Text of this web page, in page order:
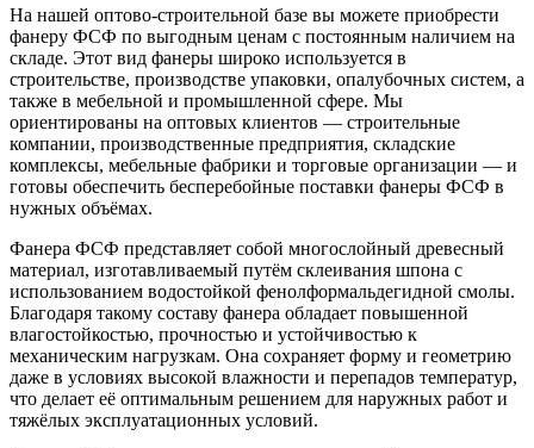
На нашей оптово-строительной базе вы можете приобрести
фанеру ФСФ по выгодным ценам с постоянным наличием на
складе. Этот вид фанеры широко используется в
строительстве, производстве упаковки, опалубочных систем, а
также в мебельной и промышленной сфере. Мы
ориентированы на оптовых клиентов — строительные
компании, производственные предприятия, складские
комплексы, мебельные фабрики и торговые организации — и
готовы обеспечить бесперебойные поставки фанеры ФСФ в
нужных объёмах.
Фанера ФСФ представляет собой многослойный древесный
материал, изготавливаемый путём склеивания шпона с
использованием водостойкой фенолформальдегидной смолы.
Благодаря такому составу фанера обладает повышенной
влагостойкостью, прочностью и устойчивостью к
механическим нагрузкам. Она сохраняет форму и геометрию
даже в условиях высокой влажности и перепадов температур,
что делает её оптимальным решением для наружных работ и
тяжёлых эксплуатационных условий.